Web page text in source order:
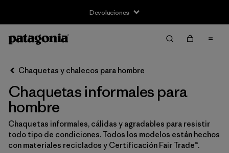
Devoluciones
Filtrar por
Size
(27)
S (29)
M (29)
Chaquetas y chalecos para hombre
Chaquetas informales para
hombre
Chaquetas informales, cálidas y agradables para resistir
todo tipo de condiciones. Todos los modelos están hechos
con materiales reciclados y Certificación Fair Trade™.